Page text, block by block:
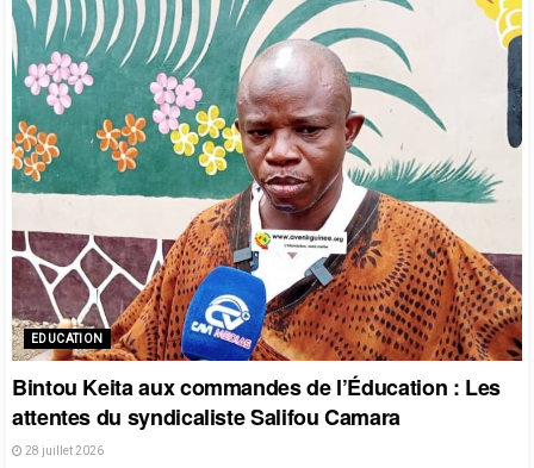
EDUCATION
Bintou Keita aux commandes de l’Éducation : Les
attentes du syndicaliste Salifou Camara
28 juillet 2026